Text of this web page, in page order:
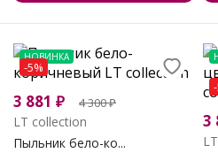
НОВИНКА
-5%
3 881 ₽ 4 300₽
LT collection
Пыльник бело-ко...
3